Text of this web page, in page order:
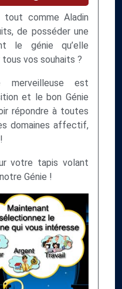
tout comme Aladin
de posséder une
le génie qu’elle
vos souhaits ?
est
et le bon Génie
répondre à toutes
domaines affectif,
votre tapis volant
Génie !